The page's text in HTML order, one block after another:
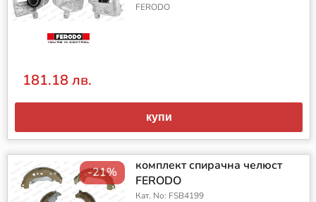
FERODO
181.18 лв.
купи
-21%
комплект спирачна челюст
FERODO
Кат. No: FSB4199